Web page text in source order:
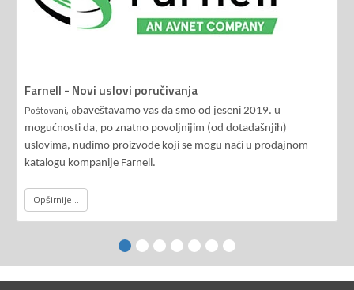
Farnell - Novi uslovi poručivanja
Poštovani, o baveštavamo vas da smo od jeseni 2019. u
mogućnosti da, po znatno povoljnijim (od dotadašnjih)
uslovima, nudimo proizvode koji se mogu naći u prodajnom
katalogu kompanije Farnell.
Opširnije...